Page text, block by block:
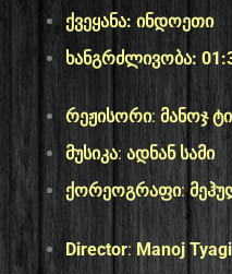
ქვეყანა: ინდოეთი
ხანგრძლივობა:
რეჟისორი: მანოჯ
მუსიკა: ადნან სამი
ქორეოგრაფი:
Director: Manoj Tyagi